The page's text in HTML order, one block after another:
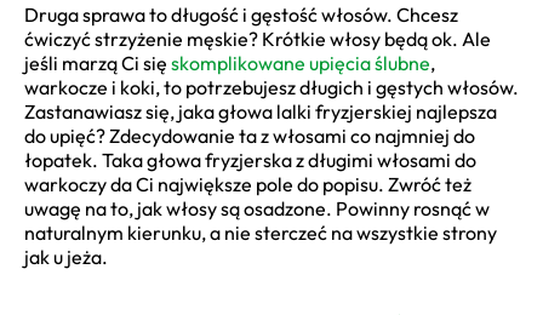
Druga sprawa to długość i gęstość włosów. Chcesz
ćwiczyć strzyżenie męskie? Krótkie włosy będą ok. Ale
jeśli marzą Ci się skomplikowane upięcia ślubne,
warkocze i koki, to potrzebujesz długich i gęstych włosów.
Zastanawiasz się, jaka głowa lalki fryzjerskiej najlepsza
do upięć? Zdecydowanie ta z włosami co najmniej do
łopatek. Taka głowa fryzjerska z długimi włosami do
warkoczy da Ci największe pole do popisu. Zwróć też
uwagę na to, jak włosy są osadzone. Powinny rosnąć w
naturalnym kierunku, a nie sterczeć na wszystkie strony
jak u jeża.